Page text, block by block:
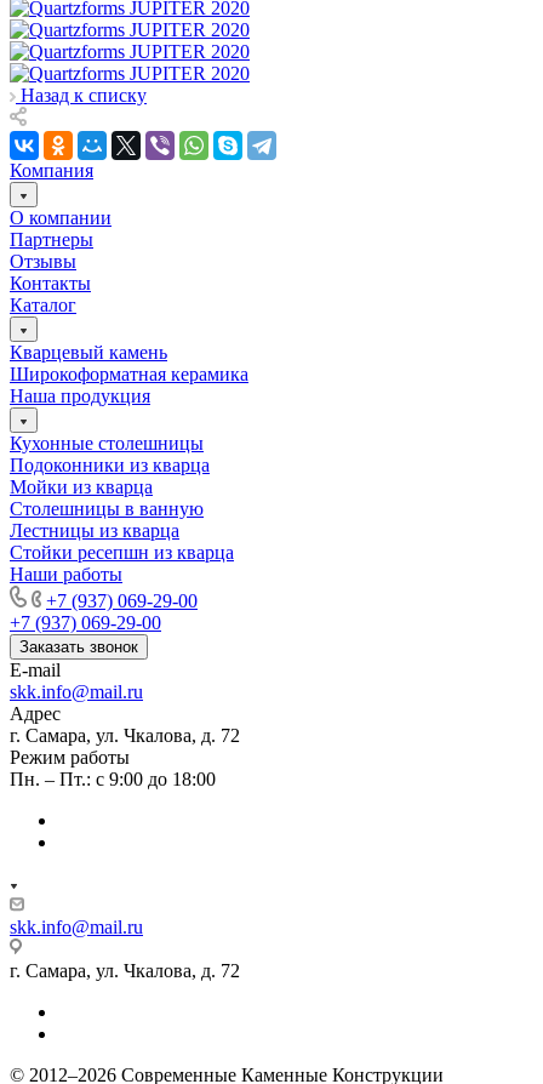
Назад к списку
Компания
О компании
Партнеры
Отзывы
Контакты
Каталог
Кварцевый камень
Широкоформатная керамика
Наша продукция
Кухонные столешницы
Подоконники из кварца
Мойки из кварца
Столешницы в ванную
Лестницы из кварца
Стойки ресепшн из кварца
Наши работы
+7 (937) 069-29-00
+7 (937) 069-29-00
Заказать звонок
E-mail
skk.info@mail.ru
Адрес
г. Самара, ул. Чкалова, д. 72
Режим работы
Пн. – Пт.: с 9:00 до 18:00
skk.info@mail.ru
г. Самара, ул. Чкалова, д. 72
© 2012–2026 Современные Каменные Конструкции